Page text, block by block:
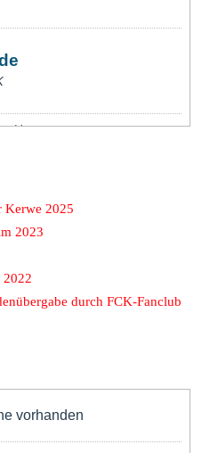
Kerwe 2025
2023
2022
durch FCK-Fanclub